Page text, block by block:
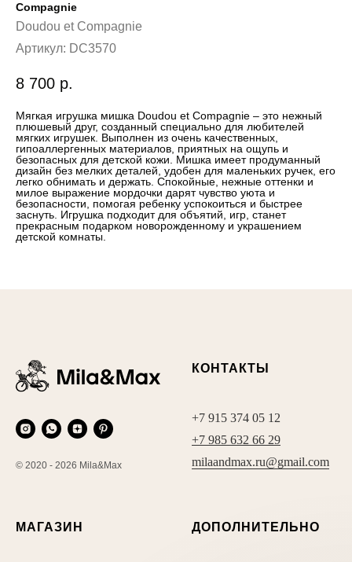
Compagnie
Doudou et Compagnie
Артикул: DC3570
8 700 р.
Мягкая игрушка мишка Doudou et Compagnie – это нежный
плюшевый друг, созданный специально для любителей
мягких игрушек. Выполнен из очень качественных,
гипоаллергенных материалов, приятных на ощупь и
безопасных для детской кожи. Мишка имеет продуманный
дизайн без мелких деталей, удобен для маленьких ручек, его
легко обнимать и держать. Спокойные, нежные оттенки и
милое выражение мордочки дарят чувство уюта и
безопасности, помогая ребенку успокоиться и быстрее
заснуть. Игрушка подходит для объятий, игр, станет
прекрасным подарком новорожденному и украшением
детской комнаты.
© 2020 - 2026 Mila&Max
КОНТАКТЫ
+7 915 374 05 12
+7 985 632 66 29
milaandmax.ru@gmail.com
МАГАЗИН ДОПОЛНИТЕЛЬНО